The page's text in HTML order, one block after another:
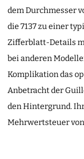
dem Durchmesser
die 7137 zu einer
Zifferblatt-Details
bei anderen
Komplikation das
Anbetracht der
den Hintergrund.
Mehrwertsteuer von